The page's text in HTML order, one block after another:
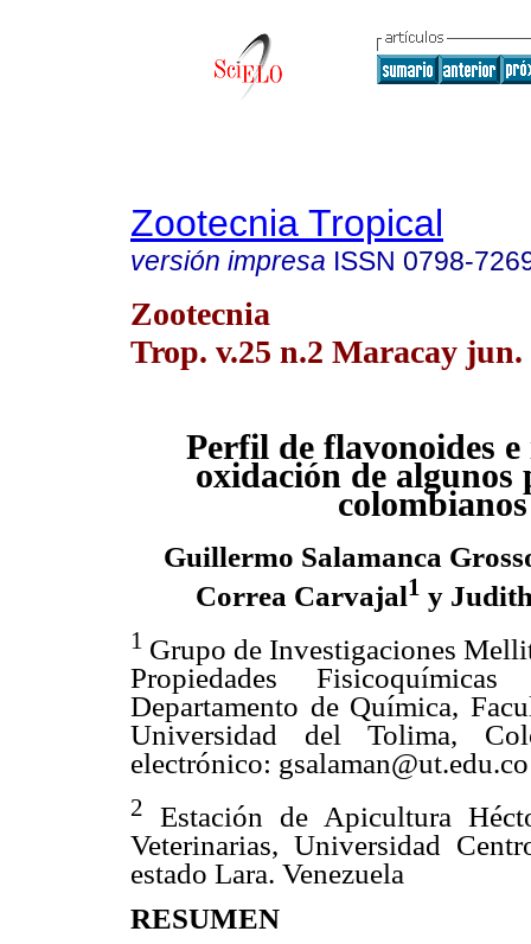
Zootecnia Tropical
versión impresa ISSN 0798-
Zootecnia
Trop. v.25 n.2 Maracay jun.
Perfil de flavonoides e
oxidación de algunos
colombianos
Guillermo Salamanca
Correa Carvajal1 y
1 Grupo de Investigaciones
Propiedades
Departamento de Química,
Universidad del Tolima,
electrónico: gsalaman@ut.edu.co
2
Estación de Apicultura
Veterinarias, Universidad
estado Lara. Venezuela
RESUMEN